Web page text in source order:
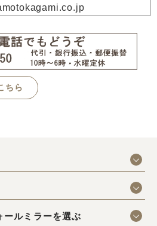
ちら
ールミラーを選ぶ